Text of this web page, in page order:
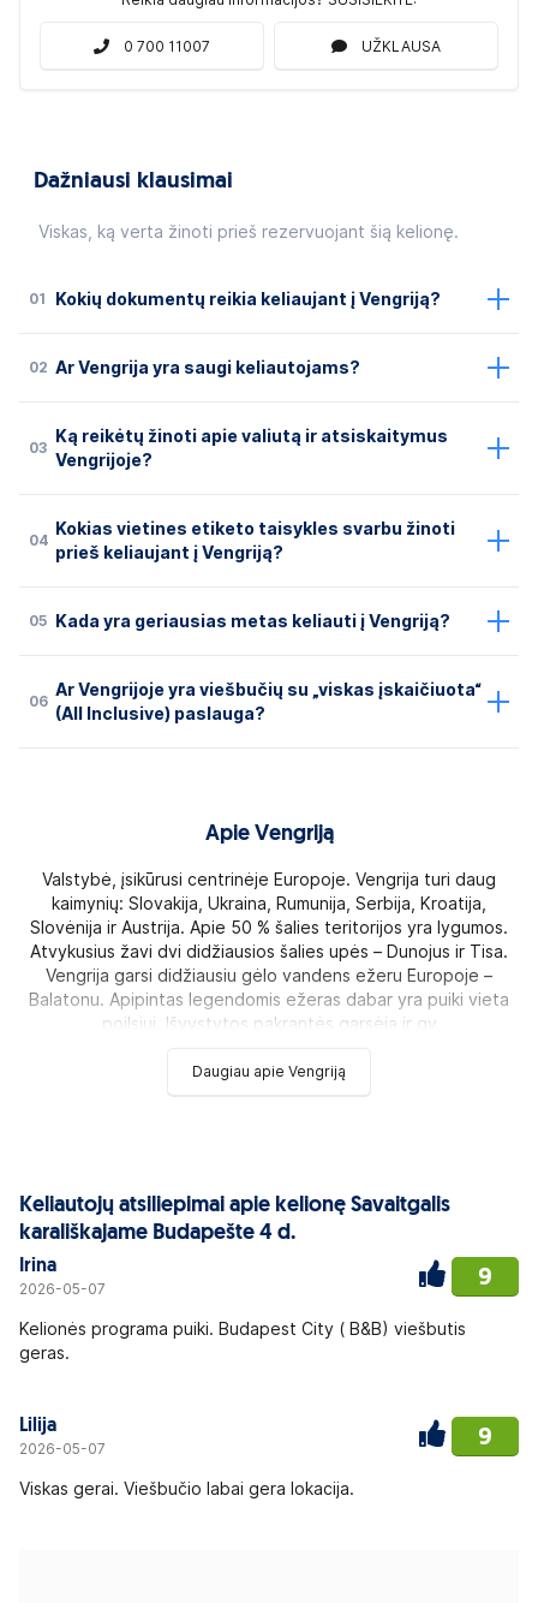
0 700 11007 UŽKLAUSA
Dažniausi klausimai
Viskas, ką verta žinoti prieš rezervuojant šią kelionę.
01 Kokių dokumentų reikia keliaujant į Vengriją?
02 Ar Vengrija yra saugi keliautojams?
03
Ką reikėtų žinoti apie valiutą ir atsiskaitymus
Vengrijoje?
04
Kokias vietines etiketo taisykles svarbu žinoti
prieš keliaujant į Vengriją?
05 Kada yra geriausias metas keliauti į Vengriją?
06
Ar Vengrijoje yra viešbučių su „viskas įskaičiuota“
(All Inclusive) paslauga?
Apie Vengriją
Valstybė, įsikūrusi centrinėje Europoje. Vengrija turi daug
kaimynių: Slovakija, Ukraina, Rumunija, Serbija, Kroatija,
Slovėnija ir Austrija. Apie 50 % šalies teritorijos yra lygumos.
Atvykusius žavi dvi didžiausios šalies upės – Dunojus ir Tisa.
Vengrija garsi didžiausiu gėlo vandens ežeru Europoje –
Balatonu. Apipintas legendomis ežeras dabar yra puiki vieta
poilsiui. Išvystytos pakrantės garsėja ir gy
Daugiau apie Vengriją
Keliautojų atsiliepimai apie kelionę Savaitgalis
karališkajame Budapešte 4 d.
Irina
2026-05-07 9
Kelionės programa puiki. Budapest City ( B&B) viešbutis
geras.
Lilija
2026-05-07 9
Viskas gerai. Viešbučio labai gera lokacija.